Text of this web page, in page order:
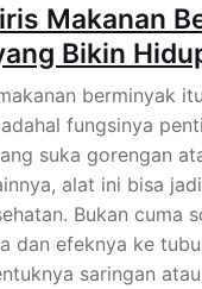
Makanan
Bikin
berminyak
fungsinya
suka gorengan
alat ini bisa
Bukan cuma
dan efeknya ke
saringan